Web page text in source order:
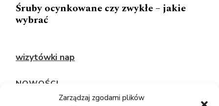
Zarządzaj zgodami plików
Śruby ocynkowane czy zwykłe – jakie
wybrać
wizytówki nap
NOWOŚCI